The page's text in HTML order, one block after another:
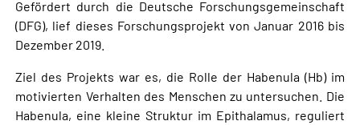
Gefördert durch die Deutsche Forschungsgemeinschaft
(DFG), lief dieses Forschungsprojekt von Januar 2016 bis
Dezember 2019.
Ziel des Projekts war es, die Rolle der Habenula (Hb) im
motivierten Verhalten des Menschen zu untersuchen. Die
Habenula, eine kleine Struktur im Epithalamus, reguliert